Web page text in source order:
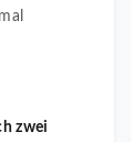
zwei